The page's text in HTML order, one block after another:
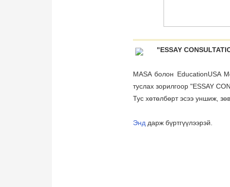
"ESSAY
MASA болон EducationUSA
туслах зорилгоор "ESSAY
Тус хөтөлбөрт эсээ уншиж,
Энд дарж бүртгүүлээрэй.